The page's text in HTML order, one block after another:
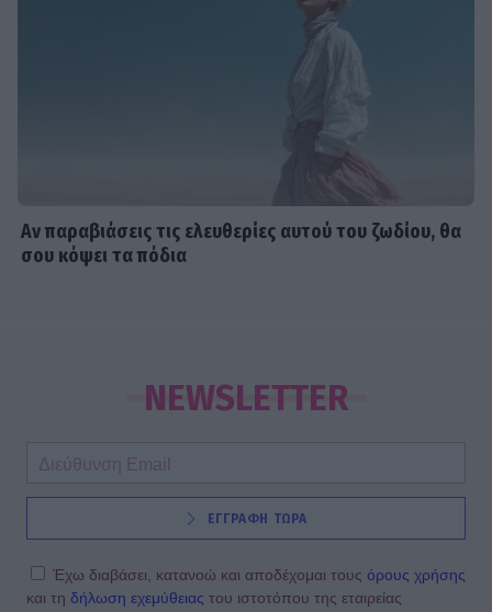
Αν παραβιάσεις τις ελευθερίες αυτού του ζωδίου, θα
σου κόψει τα πόδια
NEWSLETTER
ΕΓΓΡΑΦΗ ΤΩΡΑ
Έχω διαβάσει, κατανοώ και αποδέχομαι τους όρους χρήσης
και τη δήλωση εχεμύθειας του ιστοτόπου της εταιρείας